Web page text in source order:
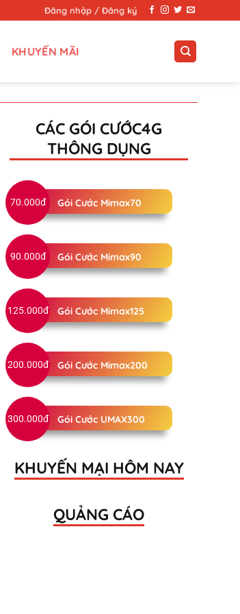
Đăng nhập / Đăng ký
KHUYẾN MÃI
CÁC GÓI CƯỚC4G
THÔNG DỤNG
70.000đ Gói Cước Mimax70
90.000đ Gói Cước Mimax90
125.000đ Gói Cước Mimax125
200.000đ Gói Cước Mimax200
300.000đ Gói Cước UMAX300
KHUYẾN MẠI HÔM NAY
QUẢNG CÁO